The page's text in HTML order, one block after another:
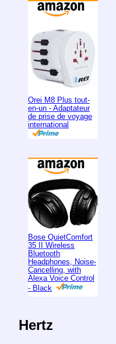
Orei M8 Plus tout-
en-un - Adaptateur
de prise de voyage
international
Bose QuietComfort
35 II Wireless
Bluetooth
Headphones, Noise-
Cancelling, with
Alexa Voice Control
- Black
Hertz